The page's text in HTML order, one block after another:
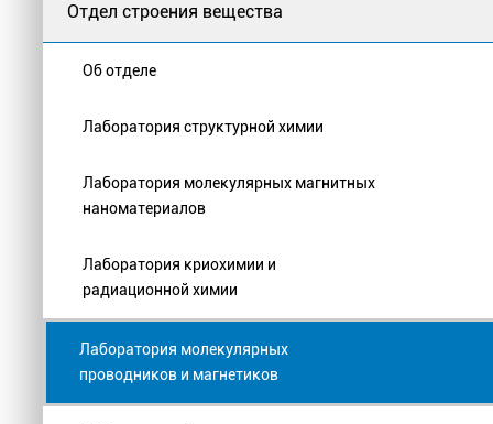
Отдел строения вещества
Об отделе
Лаборатория структурной химии
Лаборатория молекулярных магнитных
наноматериалов
Лаборатория криохимии и
радиационной химии
Лаборатория молекулярных
проводников и магнетиков